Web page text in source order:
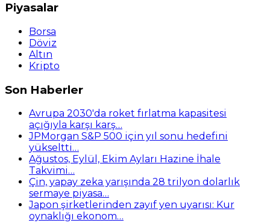
Piyasalar
Borsa
Döviz
Altın
Kripto
Son Haberler
Avrupa 2030'da roket fırlatma kapasitesi
açığıyla karşı karş…
JPMorgan S&P 500 için yıl sonu hedefini
yükseltti…
Ağustos, Eylül, Ekim Ayları Hazine İhale
Takvimi…
Çin, yapay zeka yarışında 28 trilyon dolarlık
sermaye piyasa…
Japon şirketlerinden zayıf yen uyarısı: Kur
oynaklığı ekonom…